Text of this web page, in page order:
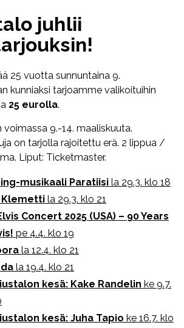
juhlii
25 vuotta sunnuntaina 9.
kunniaksi tarjoamme valikoituihin
25 eurolla.
voimassa 9.-14. maaliskuuta.
on tarjolla rajoitettu erä. 2 lippua /
Liput: Ticketmaster.
musikaali Paratiisi la 29.3. klo 18
Klemetti la 29.3. klo 21
Concert 2025 (USA) – 90 Years
pe 4.4. klo 19
la 12.4. klo 21
la 19.4. klo 21
kesä: Kake Randelin ke 9.7.
kesä: Juha Tapio ke 16.7. klo